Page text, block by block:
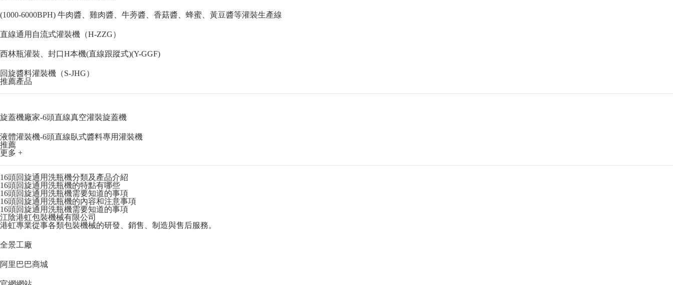
(1000-6000BPH) 牛肉醬、雞肉醬、牛蒡醬、香菇醬、蜂蜜、黃豆醬等灌裝生產線
直線通用自流式灌裝機（H-ZZG）
西林瓶灌裝、封口H本機(直線跟蹤式)(Y-GGF)
回旋醬料灌裝機（S-JHG）
推薦產品
旋蓋機廠家-6頭直線真空灌裝旋蓋機
液體灌裝機-6頭直線臥式醬料專用灌裝機
推薦
更多 +
16頭回旋通用洗瓶機分類及產品介紹
16頭回旋通用洗瓶機的特點有哪些
16頭回旋通用洗瓶機需要知道的事項
16頭回旋通用洗瓶機的內容和注意事項
16頭回旋通用洗瓶機需要知道的事項
江陰港虹包裝機械有限公司
港虹專業從事各類包裝機械的研發、銷售、制造與售后服務。
全景工廠
阿里巴巴商城